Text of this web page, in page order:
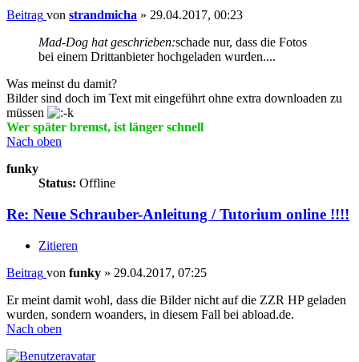
Beitrag von strandmicha » 29.04.2017, 00:23
Mad-Dog hat geschrieben:schade nur, dass die Fotos
bei einem Drittanbieter hochgeladen wurden....
Was meinst du damit?
Bilder sind doch im Text mit eingeführt ohne extra downloaden zu
müssen
Wer später bremst, ist länger schnell
Nach oben
funky
Status: Offline
Re: Neue Schrauber-Anleitung / Tutorium online !!!!
Zitieren
Beitrag von funky » 29.04.2017, 07:25
Er meint damit wohl, dass die Bilder nicht auf die ZZR HP geladen
wurden, sondern woanders, in diesem Fall bei abload.de.
Nach oben